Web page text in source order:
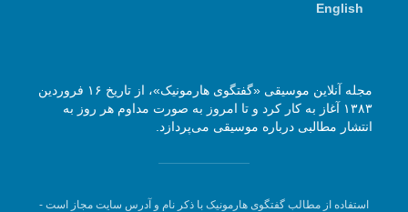
English
مجله آنلاین موسیقی «گفتگوی هارمونیک»، از تاریخ ۱۶ فروردین
۱۳۸۳ آغاز به کار کرد و تا امروز به صورت مداوم هر روز به
انتشار مطالبی درباره موسیقی می‌پردازد.
استفاده از مطالب گفتگوی هارمونیک با ذکر نام و آدرس سایت مجاز است -